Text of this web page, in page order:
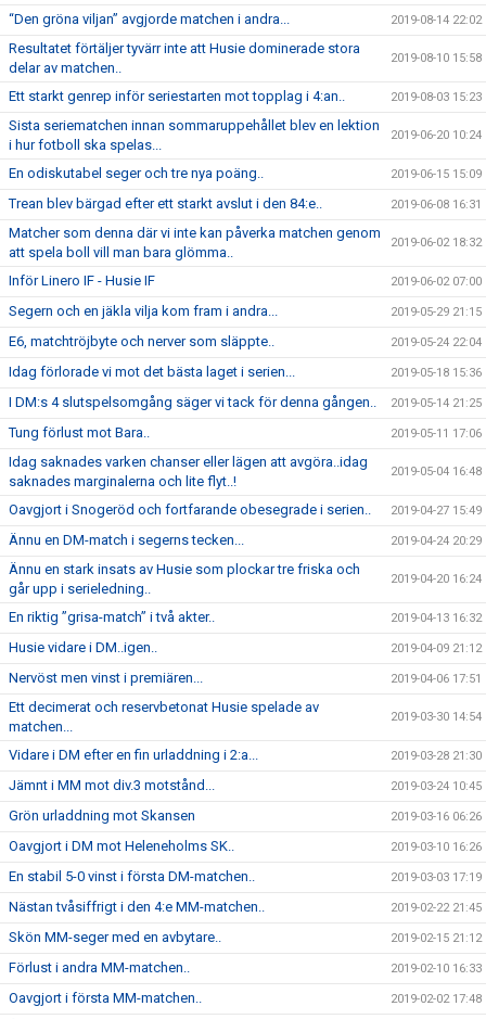
“Den gröna viljan” avgjorde matchen i andra... 2019-08-14 22:02
Resultatet förtäljer tyvärr inte att Husie dominerade stora
delar av matchen..
2019-08-10 15:58
Ett starkt genrep inför seriestarten mot topplag i 4:an.. 2019-08-03 15:23
Sista seriematchen innan sommaruppehållet blev en lektion
i hur fotboll ska spelas...
2019-06-20 10:24
En odiskutabel seger och tre nya poäng.. 2019-06-15 15:09
Trean blev bärgad efter ett starkt avslut i den 84:e.. 2019-06-08 16:31
Matcher som denna där vi inte kan påverka matchen genom
att spela boll vill man bara glömma..
2019-06-02 18:32
Inför Linero IF - Husie IF 2019-06-02 07:00
Segern och en jäkla vilja kom fram i andra... 2019-05-29 21:15
E6, matchtröjbyte och nerver som släppte.. 2019-05-24 22:04
Idag förlorade vi mot det bästa laget i serien... 2019-05-18 15:36
I DM:s 4 slutspelsomgång säger vi tack för denna gången.. 2019-05-14 21:25
Tung förlust mot Bara.. 2019-05-11 17:06
Idag saknades varken chanser eller lägen att avgöra..idag
saknades marginalerna och lite flyt..!
2019-05-04 16:48
Oavgjort i Snogeröd och fortfarande obesegrade i serien.. 2019-04-27 15:49
Ännu en DM-match i segerns tecken... 2019-04-24 20:29
Ännu en stark insats av Husie som plockar tre friska och
går upp i serieledning..
2019-04-20 16:24
En riktig ”grisa-match” i två akter.. 2019-04-13 16:32
Husie vidare i DM..igen.. 2019-04-09 21:12
Nervöst men vinst i premiären... 2019-04-06 17:51
Ett decimerat och reservbetonat Husie spelade av
matchen...
2019-03-30 14:54
Vidare i DM efter en fin urladdning i 2:a... 2019-03-28 21:30
Jämnt i MM mot div.3 motstånd... 2019-03-24 10:45
Grön urladdning mot Skansen 2019-03-16 06:26
Oavgjort i DM mot Heleneholms SK.. 2019-03-10 16:26
En stabil 5-0 vinst i första DM-matchen.. 2019-03-03 17:19
Nästan tvåsiffrigt i den 4:e MM-matchen.. 2019-02-22 21:45
Skön MM-seger med en avbytare.. 2019-02-15 21:12
Förlust i andra MM-matchen.. 2019-02-10 16:33
Oavgjort i första MM-matchen.. 2019-02-02 17:48